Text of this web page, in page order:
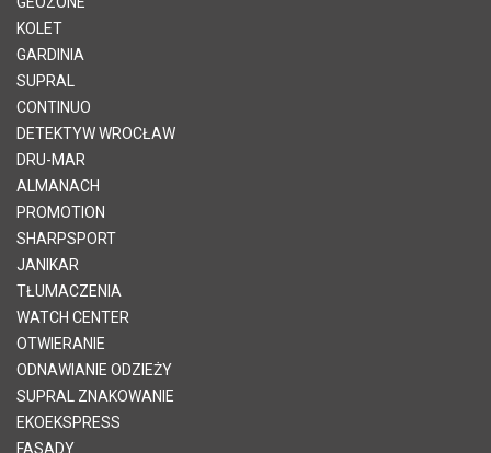
KOLET
GARDINIA
SUPRAL
CONTINUO
DETEKTYW WROCŁAW
DRU-MAR
ALMANACH
PROMOTION
SHARPSPORT
JANIKAR
TŁUMACZENIA
WATCH CENTER
OTWIERANIE
ODNAWIANIE ODZIEŻY
SUPRAL ZNAKOWANIE
EKOEKSPRESS
FASADY